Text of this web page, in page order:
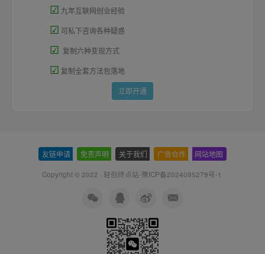
☑ 九年互联网创业经验
☑ 可私下咨询各种疑惑
☑ 复制六种变现方式
☑ 复制全套方法包落地
立即开通
友链申请 免责声明 关于我们 广告合作 网站地图
Copyright © 2022 · 轻创终点站-豫ICP备2024095279号-1